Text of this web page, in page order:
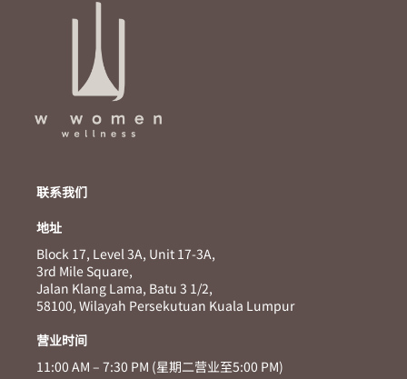
联系我们
地址
Block 17, Level 3A, Unit 17-3A,
3rd Mile Square,
Jalan Klang Lama, Batu 3 1/2,
58100, Wilayah Persekutuan Kuala Lumpur
营业时间
11:00 AM – 7:30 PM (星期二营业至5:00 PM)